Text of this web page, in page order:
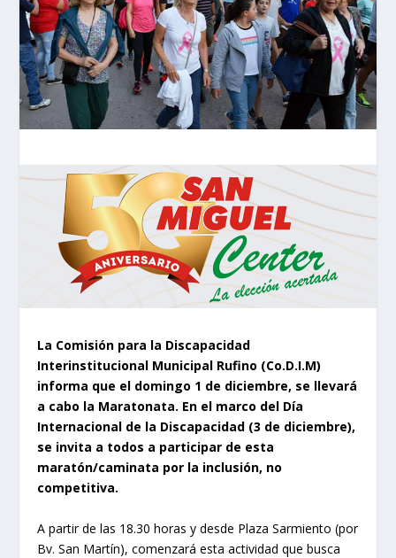
La Comisión para la Discapacidad
Interinstitucional Municipal Rufino (Co.D.I.M)
informa que el domingo 1 de diciembre, se llevará
a cabo la Maratonata. En el marco del Día
Internacional de la Discapacidad (3 de diciembre),
se invita a todos a participar de esta
maratón/caminata por la inclusión, no
competitiva.
A partir de las 18.30 horas y desde Plaza Sarmiento (por
Bv. San Martín), comenzará esta actividad que busca